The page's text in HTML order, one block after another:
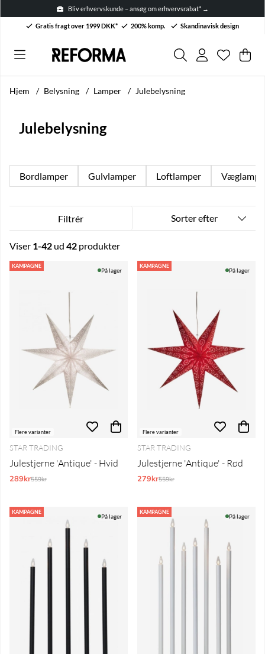
– ansøg om erhvervsrabat* →
Gratis fragt over 1999 DKK* 200% komp. Skandinavisk design
Antal på
. .
Hjem Belysning Lamper Julebelysning
Julebelysning
Bordlamper Gulvlamper Loftlamper
Filtrér Sorter efter
Viser 1-42 ud 42 produkter
Produkter
KAMPAGNE
Flere varianter
På lager
STAR TRADING
Julestjerne 'Antique' - Hvid
289krNormalpris:
559kr
KAMPAGNE
Flere varianter
På lager
STAR TRADING
Julestjerne 'Antique' - Rød
279krNormalpris:
559kr
KAMPAGNE
På lager
KAMPAGNE
På lager